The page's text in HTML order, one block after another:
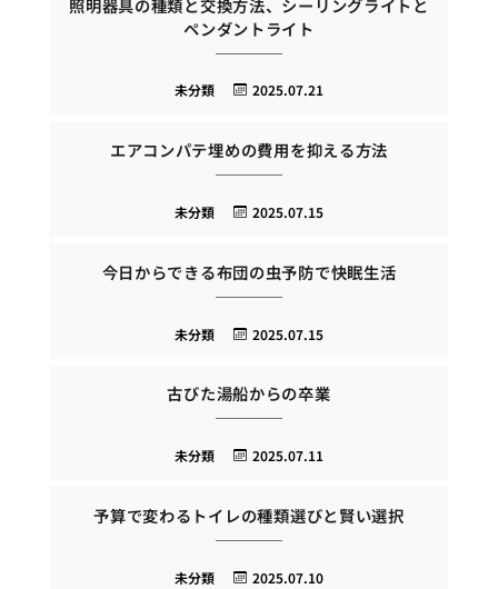
ペンダントライト
2025.07.21
未分類
エアコンパテ埋めの費用を抑える方法
2025.07.15
未分類
今日からできる布団の虫予防で快眠生活
2025.07.15
未分類
古びた湯船からの卒業
2025.07.11
未分類
予算で変わるトイレの種類選びと賢い選択
2025.07.10
未分類